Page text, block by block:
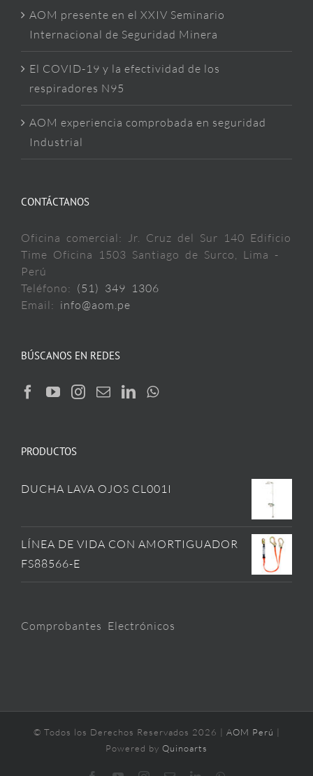
AOM presente en el XXIV Seminario
Internacional de Seguridad Minera
El COVID-19 y la efectividad de los
respiradores N95
AOM experiencia comprobada en seguridad
Industrial
CONTÁCTANOS
Oficina comercial: Jr. Cruz del Sur 140 Edificio
Time Oficina 1503 Santiago de Surco, Lima -
Perú
Teléfono: (51) 349 1306
Email: info@aom.pe
BÚSCANOS EN REDES
PRODUCTOS
DUCHA LAVA OJOS CL001I
LÍNEA DE VIDA CON AMORTIGUADOR
FS88566-E
Comprobantes Electrónicos
© Todos los Derechos Reservados 2026 | AOM Perú |
Powered by Quinoarts